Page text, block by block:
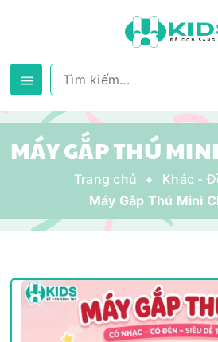
Trang chủ